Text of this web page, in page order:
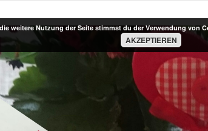
weitere Nutzung der Seite stimmst du der Verwendung von
AKZEPTIEREN